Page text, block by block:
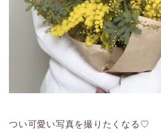
つい可愛い写真を撮りたくなる♡